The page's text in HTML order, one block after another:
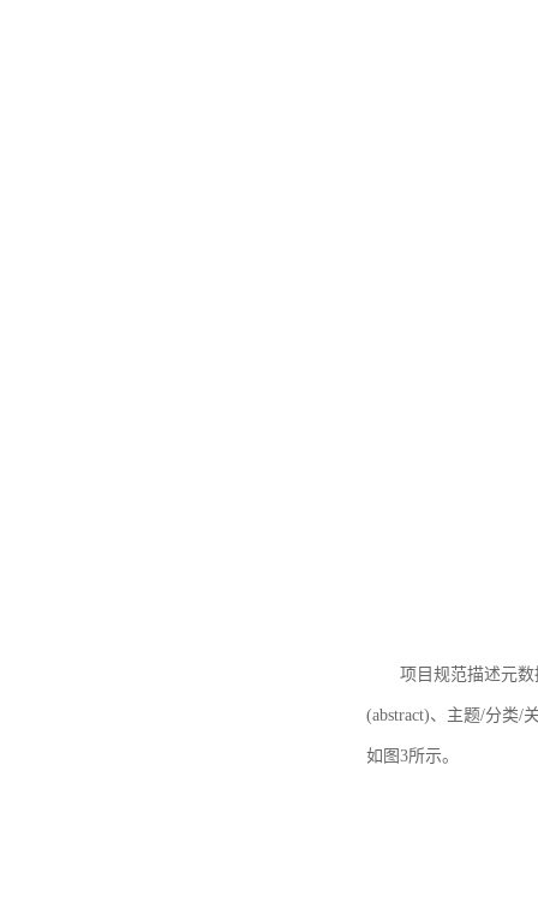
项目规范描述元
(abstract)、主题/分类/
如图3所示。